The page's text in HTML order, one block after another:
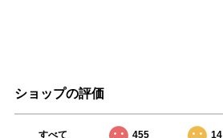
ショップの評価
すべて 455 14